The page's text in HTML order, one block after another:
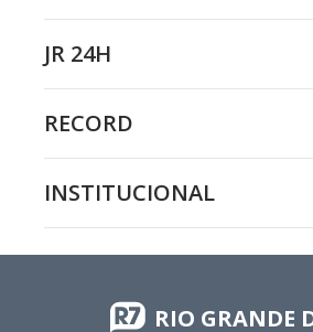
JR 24H
RECORD
INSTITUCIONAL
RIO GRANDE